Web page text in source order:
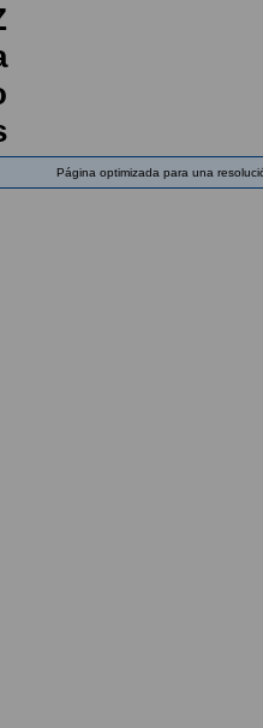
Página optimizada para una